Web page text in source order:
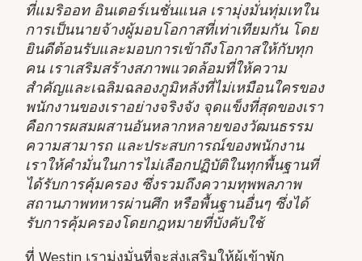
ที่แมริออท อินเตอร์เนชั่นแนล เรามุ่งมั่นทุ่มเทใน
การเป็นนายจ้างผู้มอบโอกาสที่เท่าเทียมกัน โดย
ยินดีต้อนรับและมอบการเข้าถึงโอกาสให้กับทุก
คน เราเสริมสร้างสภาพแวดล้อมที่ให้ความ
สำคัญและเฉลิมฉลองภูมิหลังที่ไม่เหมือนใครของ
พนักงานของเราอย่างจริงจัง จุดแข็งที่สุดของเรา
คือการผสมผสานอันหลากหลายของวัฒนธรรม
ความสามารถ และประสบการณ์ของพนักงาน
เราให้คำมั่นในการไม่เลือกปฏิบัติในทุกพื้นฐานที่
ได้รับการคุ้มครอง ซึ่งรวมถึงความทุพพลภาพ
สถานภาพทหารผ่านศึก หรือพื้นฐานอื่นๆ ซึ่งได้
รับการคุ้มครองโดยกฎหมายที่บังคับใช้
ที่ Westin เรามุ่งมั่นที่จะส่งเสริมให้ผู้เข้าพัก